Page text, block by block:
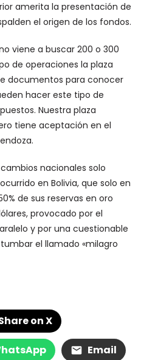
amerita la presentación de
el origen de los fondos.
viene a buscar 200 o 300
de operaciones la plaza
documentos para conocer
hacer este tipo de
Nuestra plaza
tiene aceptación en el
nacionales solo
en Bolivia, que solo en
de sus reservas en oro
provocado por el
y por una cuestionable
el llamado «milagro
on X
Email